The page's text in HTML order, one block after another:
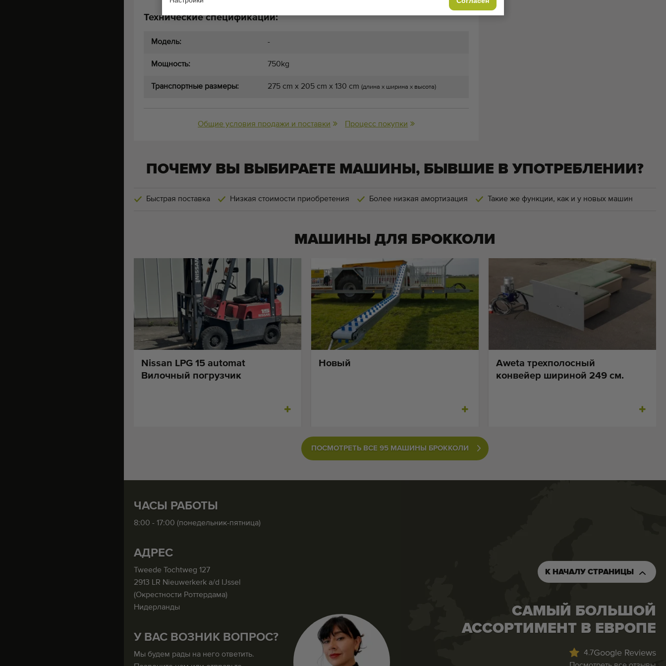
Технические спецификации:
Модель: -
Мощность: 750kg
Транспортные размеры: 275 cm x 205 cm x 130 cm (длина x ширина x высота)
Общие условия продажи и поставки Процесс покупки
ПОЧЕМУ ВЫ ВЫБИРАЕТЕ МАШИНЫ, БЫВШИЕ В УПОТРЕБЛЕНИИ?
Быстрая поставка Низкая стоимости приобретения Более низкая амортизация Такие же функции, как и у новых машин
МАШИНЫ ДЛЯ БРОККОЛИ
Nissan LPG 15 automat
Вилочный погрузчик
Новый
Aweta трехполосный
конвейер шириной 249 см.
ПОСМОТРЕТЬ ВСЕ 95 МАШИНЫ БРОККОЛИ
ЧАСЫ РАБОТЫ
8:00 - 17:00 (понедельник-пятница)
АДРЕС
Tweede Tochtweg 127
2913 LR Nieuwerkerk a/d IJssel
(Окрестности Роттердама)
Нидерланды
У ВАС ВОЗНИК ВОПРОС?
Мы будем рады на него ответить.
К НАЧАЛУ СТРАНИЦЫ
САМЫЙ БОЛЬШОЙ
АССОРТИМЕНТ В ЕВРОПЕ
4.7Google Reviews